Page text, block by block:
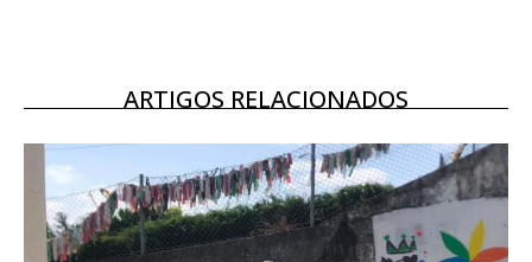
ASSINATURA
16€
12 meses
ARTIGOS RELACIONADOS